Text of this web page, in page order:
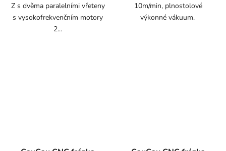
Z s dvěma paralelními vřeteny
s vysokofrekvenčním motory
2...
10m/min, plnostolové
výkonné vákuum.